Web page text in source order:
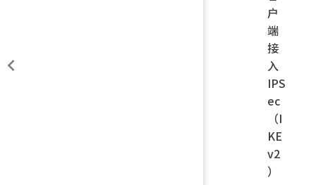
户
端
接
入
IPS
ec
（I
KE
v2
）